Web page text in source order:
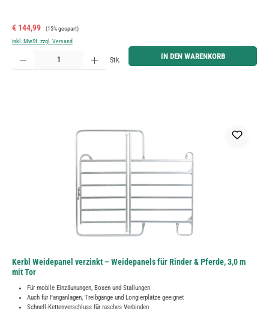
Verkaufspreis:
€ 144,99 Regulärer Preis:
(15% gespart)
inkl. MwSt. zzgl. Versand
Produkt Anzahl: Gib den gewünschten Wert ein oder benutze die Schaltflächen um die Anzahl zu
Stk. IN DEN WARENKORB
Kerbl Weidepanel verzinkt – Weidepanels für Rinder & Pferde, 3,0 m
mit Tor
Für mobile Einzäunungen, Boxen und Stallungen
Auch für Fanganlagen, Treibgänge und Longierplätze geeignet
Schnell-Kettenverschluss für rasches Verbinden